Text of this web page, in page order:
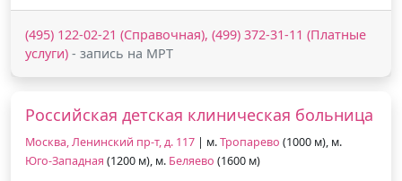
(495) 122-02-21 (Справочная), (499) 372-31-11 (Платные
услуги) - запись на МРТ
Российская детская клиническая больница
Москва, Ленинский пр-т, д. 117 | м.Тропарево (1000 м), м.
Юго-Западная (1200 м), м. Беляево (1600 м)